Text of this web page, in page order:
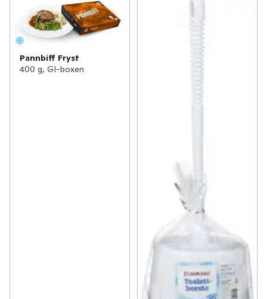
Pannbiff Fryst
400 g, GI-boxen